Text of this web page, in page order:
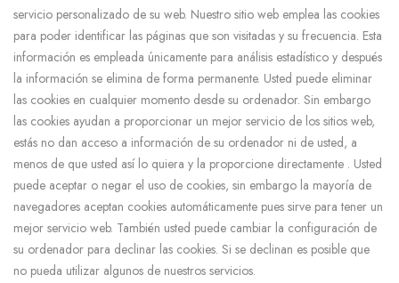
servicio personalizado de su web. Nuestro sitio web emplea las cookies
para poder identificar las páginas que son visitadas y su frecuencia. Esta
información es empleada únicamente para análisis estadístico y después
la información se elimina de forma permanente. Usted puede eliminar
las cookies en cualquier momento desde su ordenador. Sin embargo
las cookies ayudan a proporcionar un mejor servicio de los sitios web,
estás no dan acceso a información de su ordenador ni de usted, a
menos de que usted así lo quiera y la proporcione directamente . Usted
puede aceptar o negar el uso de cookies, sin embargo la mayoría de
navegadores aceptan cookies automáticamente pues sirve para tener un
mejor servicio web. También usted puede cambiar la configuración de
su ordenador para declinar las cookies. Si se declinan es posible que
no pueda utilizar algunos de nuestros servicios.